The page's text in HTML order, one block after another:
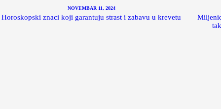
NOVEMBAR 11, 2024
Horoskopski znaci koji garantuju strast i zabavu u krevetu